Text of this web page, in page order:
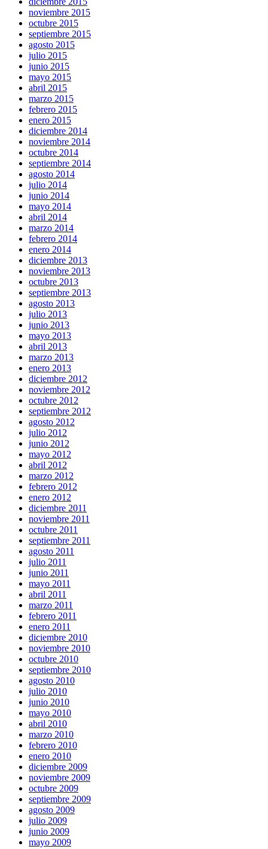
noviembre 2015
octubre 2015
septiembre 2015
agosto 2015
julio 2015
junio 2015
mayo 2015
abril 2015
marzo 2015
febrero 2015
enero 2015
diciembre 2014
noviembre 2014
octubre 2014
septiembre 2014
agosto 2014
julio 2014
junio 2014
mayo 2014
abril 2014
marzo 2014
febrero 2014
enero 2014
diciembre 2013
noviembre 2013
octubre 2013
septiembre 2013
agosto 2013
julio 2013
junio 2013
mayo 2013
abril 2013
marzo 2013
enero 2013
diciembre 2012
noviembre 2012
octubre 2012
septiembre 2012
agosto 2012
julio 2012
junio 2012
mayo 2012
abril 2012
marzo 2012
febrero 2012
enero 2012
diciembre 2011
noviembre 2011
octubre 2011
septiembre 2011
agosto 2011
julio 2011
junio 2011
mayo 2011
abril 2011
marzo 2011
febrero 2011
enero 2011
diciembre 2010
noviembre 2010
octubre 2010
septiembre 2010
agosto 2010
julio 2010
junio 2010
mayo 2010
abril 2010
marzo 2010
febrero 2010
enero 2010
diciembre 2009
noviembre 2009
octubre 2009
septiembre 2009
agosto 2009
julio 2009
junio 2009
mayo 2009